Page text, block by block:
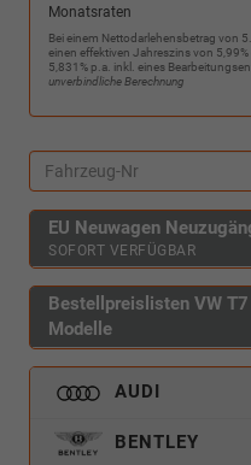
Monatsraten
Bei einem Nettodarlehensbetrag von
einen effektiven Jahreszins von
5,831% p.a. inkl. eines
unverbindliche Berechnung
EU Neuwagen
SOFORT VERFÜGBAR
Bestellpreislisten VW
Modelle
AUDI
BENTLEY